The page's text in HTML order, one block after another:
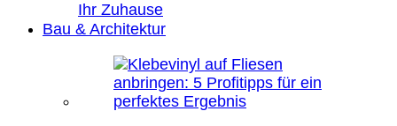
Ihr Zuhause
Bau & Architektur